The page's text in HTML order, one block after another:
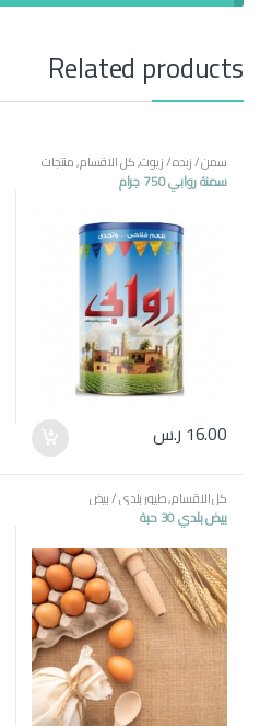
Related products
سمن / زبده / زيوت,كل الاقسام,منتجات
مصرية
سمنة روابي 750 جرام
16.00 ر.س
كل الاقسام,طيور بلدي / بيض
بيض بلدي 30 حبة